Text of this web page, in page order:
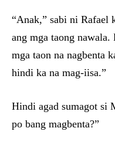
“Anak,” sabi ni Rafael
ang mga taong
mga taon na nagbenta
hindi ka na mag-iisa.”
Hindi agad sumagot si
po bang magbenta?”